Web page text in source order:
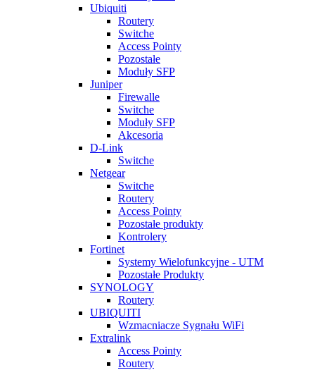
Ubiquiti
Routery
Switche
Access Pointy
Pozostałe
Moduły SFP
Juniper
Firewalle
Switche
Moduły SFP
Akcesoria
D-Link
Switche
Netgear
Switche
Routery
Access Pointy
Pozostałe produkty
Kontrolery
Fortinet
Systemy Wielofunkcyjne - UTM
Pozostałe Produkty
SYNOLOGY
Routery
UBIQUITI
Wzmacniacze Sygnału WiFi
Extralink
Access Pointy
Routery